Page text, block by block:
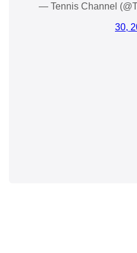
— Tennis Channel
30,